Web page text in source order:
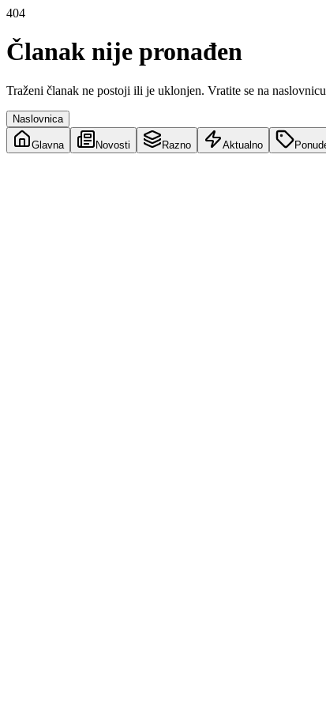
404
Članak nije pronađen
Traženi članak ne postoji ili je uklonjen. Vratite se na
Naslovnica
Glavna Novosti Razno Aktualno